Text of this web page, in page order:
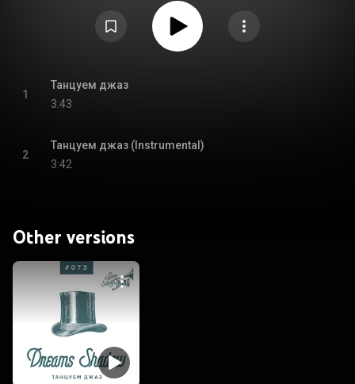
1
Танцуем джаз
3:43
2
Танцуем джаз (Instrumental)
3:42
Other versions